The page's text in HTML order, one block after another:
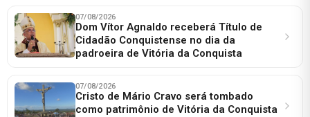
07/08/2026
Dom Vítor Agnaldo receberá Título de
Cidadão Conquistense no dia da
padroeira de Vitória da Conquista
07/08/2026
Cristo de Mário Cravo será tombado
como patrimônio de Vitória da Conquista